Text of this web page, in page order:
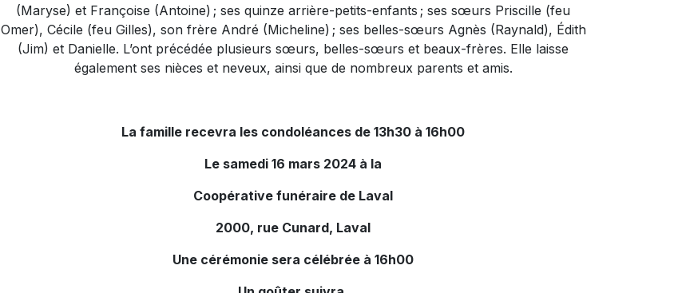
(Maryse) et Françoise (Antoine) ; ses quinze arrière-petits-enfants ; ses sœurs Priscille (feu
Omer), Cécile (feu Gilles), son frère André (Micheline) ; ses belles-sœurs Agnès (Raynald), Édith
(Jim) et Danielle. L’ont précédée plusieurs sœurs, belles-sœurs et beaux-frères. Elle laisse
également ses nièces et neveux, ainsi que de nombreux parents et amis.
La famille recevra les condoléances de 13h30 à 16h00
Le samedi 16 mars 2024 à la
Coopérative funéraire de Laval
2000, rue Cunard, Laval
Une cérémonie sera célébrée à 16h00